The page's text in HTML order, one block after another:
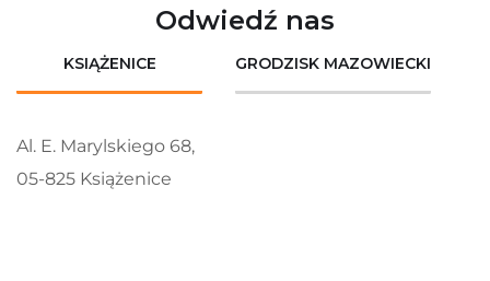
Odwiedź nas
KSIĄŻENICE GRODZISK MAZOWIECKI
Al. E. Marylskiego 68,
05-825 Książenice